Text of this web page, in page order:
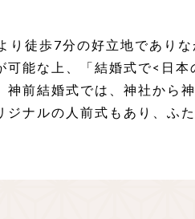
り徒歩7分の好立地であり
可能な上、「結婚式で<日
神前結婚式では、神社から
ジナルの人前式もあり、ふ